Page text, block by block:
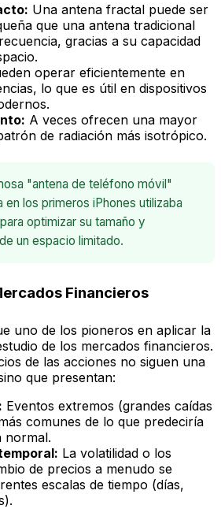
Una antena fractal puede ser
que una antena tradicional
gracias a su capacidad
operar eficientemente en
lo que es útil en dispositivos
A veces ofrecen una mayor
de radiación más isotrópico.
"antena de teléfono móvil"
los primeros iPhones utilizaba
optimizar su tamaño y
un espacio limitado.
Financieros
uno de los pioneros en aplicar la
de los mercados financieros.
de las acciones no siguen una
que presentan:
Eventos extremos (grandes caídas
comunes de lo que predeciría
normal.
La volatilidad o los
de precios a menudo se
escalas de tiempo (días,